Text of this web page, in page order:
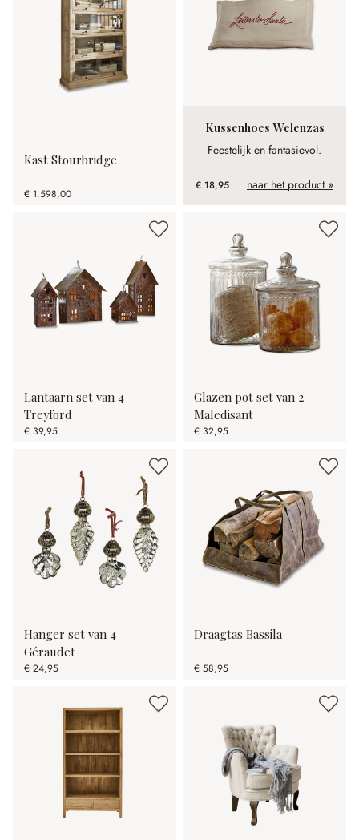
Kast Stourbridge
€ 1.598,00
Kussenhoes Welenzas
Feestelijk en fantasievol.
€ 18,95 naar het product »
Lantaarn set van 4
Treyford
€ 39,95
Glazen pot set van 2
Maledisant
€ 32,95
Hanger set van 4
Géraudet
€ 24,95
Draagtas Bassila
€ 58,95